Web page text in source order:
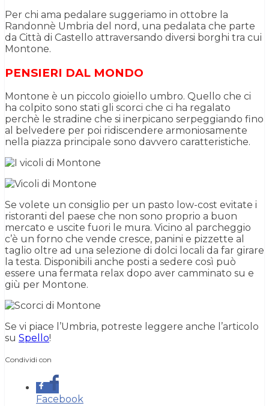
Per chi ama pedalare suggeriamo in ottobre la
Randonnè Umbria del nord, una pedalata che parte
da Città di Castello attraversando diversi borghi tra cui
Montone.
PENSIERI DAL MONDO
Montone è un piccolo gioiello umbro. Quello che ci
ha colpito sono stati gli scorci che ci ha regalato
perchè le stradine che si inerpicano serpeggiando fino
al belvedere per poi ridiscendere armoniosamente
nella piazza principale sono davvero caratteristiche.
Se volete un consiglio per un pasto low-cost evitate i
ristoranti del paese che non sono proprio a buon
mercato e uscite fuori le mura. Vicino al parcheggio
c’è un forno che vende cresce, panini e pizzette al
taglio oltre ad una selezione di dolci locali da far girare
la testa. Disponibili anche posti a sedere così può
essere una fermata relax dopo aver camminato su e
giù per Montone.
Se vi piace l’Umbria, potreste leggere anche l’articolo
su Spello!
Condividi con
Facebook